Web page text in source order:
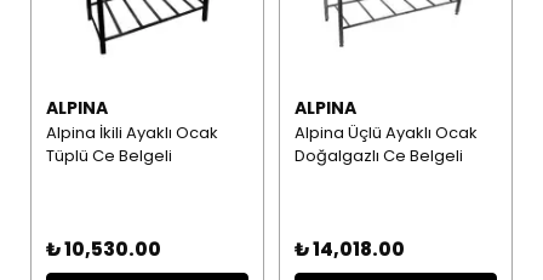
ALPINA
Alpina İkili Ayaklı Ocak
Tüplü Ce Belgeli
₺ 10,530.00
ALPINA
Alpina Üçlü Ayaklı Ocak
Doğalgazlı Ce Belgeli
₺ 14,018.00